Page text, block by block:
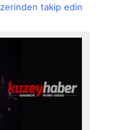
takip edin